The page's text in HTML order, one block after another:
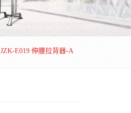
JZK-E019 伸腰拉背器-A